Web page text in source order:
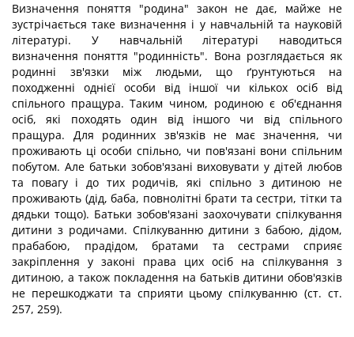
Визначення поняття "родина" закон не дає, майже не
зустрічається таке визначення і у навчальній та науковій
літературі. У навчальній літературі наводиться
визначення поняття "родинність". Вона розглядається як
родинні зв'язки між людьми, що ґрунтуються на
походженні однієї особи від іншої чи кількох осіб від
спільного пращура. Таким чином, родиною є об'єднання
осіб, які походять один від іншого чи від спільного
пращура. Для родинних зв'язків не має значення, чи
проживають ці особи спільно, чи пов'язані вони спільним
побутом. Але батьки зобов'язані виховувати у дітей любов
та повагу і до тих родичів, які спільно з дитиною не
проживають (дід, баба, повнолітні брати та сестри, тітки та
дядьки тощо). Батьки зобов'язані заохочувати спілкування
дитини з родичами. Спілкуванню дитини з бабою, дідом,
прабабою, прадідом, братами та сестрами сприяє
закріплення у законі права цих осіб на спілкування з
дитиною, а також покладення на батьків дитини обов'язків
не перешкоджати та сприяти цьому спілкуванню (ст. ст.
257, 259).